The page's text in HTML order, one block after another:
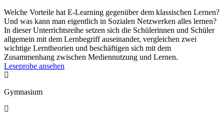
Welche Vorteile hat E-Learning gegenüber dem klassischen Lernen?
Und was kann man eigentlich in Sozialen Netzwerken alles lernen?
In dieser Unterrichtsreihe setzen sich die Schülerinnen und Schüler
allgemein mit dem Lernbegriff auseinander, vergleichen zwei
wichtige Lerntheorien und beschäftigen sich mit dem
Zusammenhang zwischen Mediennutzung und Lernen.
Leseprobe ansehen

Gymnasium
